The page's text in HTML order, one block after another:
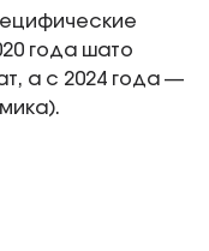
года шато
а с 2024 года —